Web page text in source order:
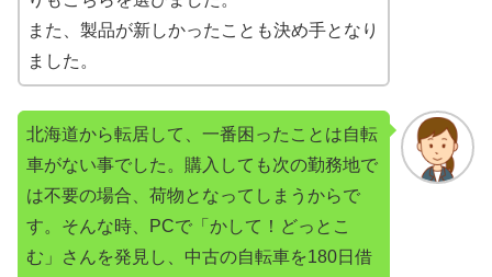
また、製品が新しかったことも決め手となり
ました。
北海道から転居して、一番困ったことは自転
車がない事でした。購入しても次の勤務地で
は不要の場合、荷物となってしまうからで
す。そんな時、PCで「かして！どっとこ
む」さんを発見し、中古の自転車を180日借